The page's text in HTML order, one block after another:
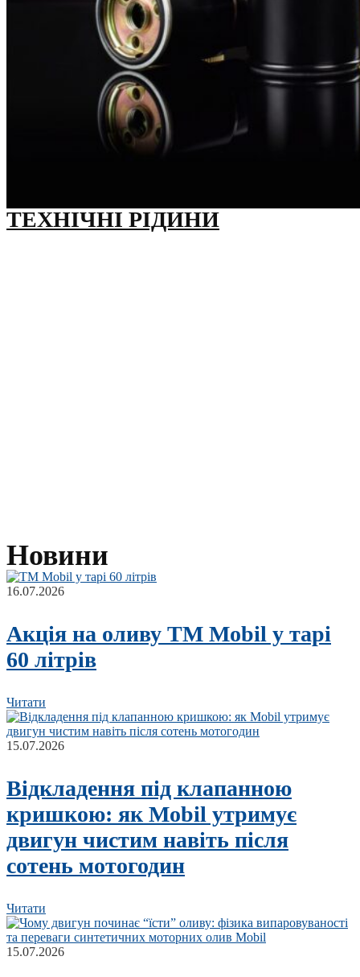
ТЕХНІЧНІ РІДИНИ
Новини
16.07.2026
Акція на оливу ТМ Mobil у тарі
60 літрів
Читати
15.07.2026
Відкладення під клапанною
кришкою: як Mobil утримує
двигун чистим навіть після
сотень мотогодин
Читати
15.07.2026